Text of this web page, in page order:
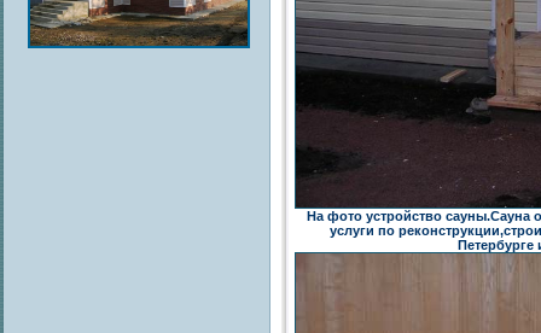
На фото устройство сауны.Сауна
услуги по
Петербурге